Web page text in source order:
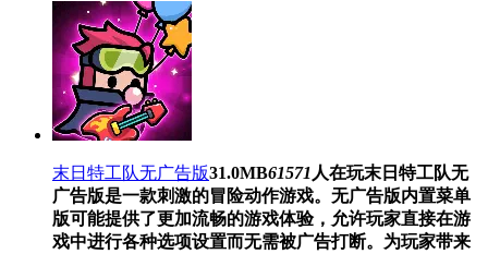
末日特工队无广告版31.0MB61571 人在玩末日特工队无
广告版是一款刺激的冒险动作游戏。无广告版内置菜单
版可能提供了更加流畅的游戏体验，允许玩家直接在游
戏中进行各种选项设置而无需被广告打断。为玩家带来